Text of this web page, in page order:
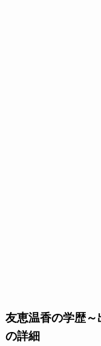
友恵温香の学歴～
の詳細